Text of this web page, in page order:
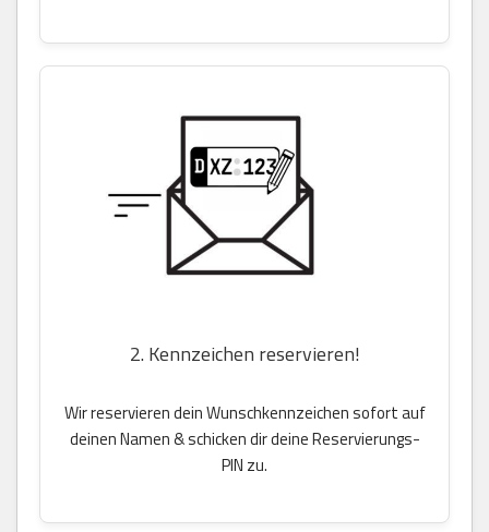
2. Kennzeichen reservieren!
Wir reservieren dein Wunschkennzeichen sofort auf
deinen Namen & schicken dir deine Reservierungs-
PIN zu.